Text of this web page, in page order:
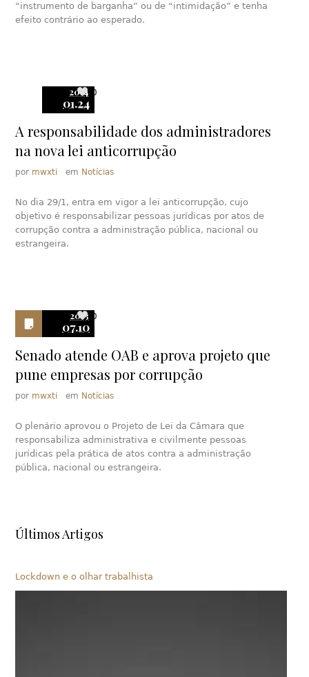
“instrumento de barganha” ou de “intimidação” e tenha
efeito contrário ao esperado.
2014
01.24
0
A responsabilidade dos administradores
na nova lei anticorrupção
por mwxti em Notícias
No dia 29/1, entra em vigor a lei anticorrupção, cujo
objetivo é responsabilizar pessoas jurídicas por atos de
corrupção contra a administração pública, nacional ou
estrangeira.
2013
07.10
0
Senado atende OAB e aprova projeto que
pune empresas por corrupção
por mwxti em Notícias
O plenário aprovou o Projeto de Lei da Câmara que
responsabiliza administrativa e civilmente pessoas
jurídicas pela prática de atos contra a administração
pública, nacional ou estrangeira.
Últimos Artigos
Lockdown e o olhar trabalhista